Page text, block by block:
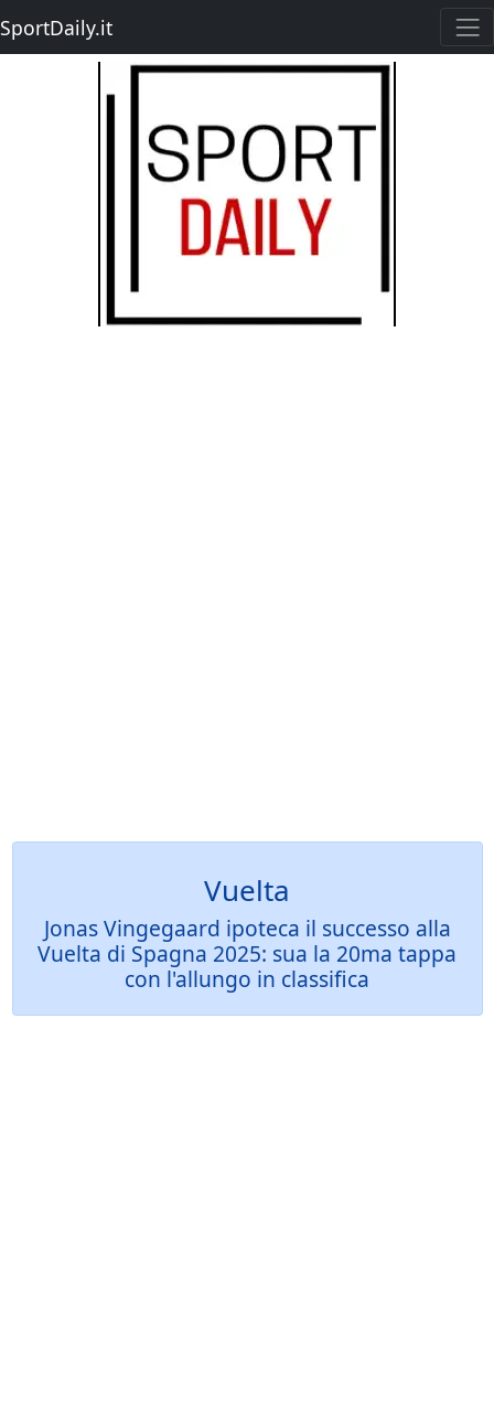
SportDaily.it
Vuelta
Jonas Vingegaard ipoteca il successo alla
Vuelta di Spagna 2025: sua la 20ma tappa
con l'allungo in classifica